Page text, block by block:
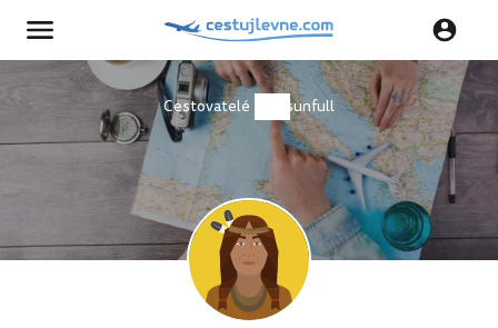
Cestovatelé sunfull